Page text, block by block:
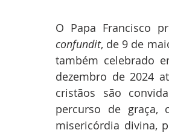
O Papa Francisco
confundit, de 9 de
também celebrado
dezembro de 2024
cristãos são
percurso de
misericórdia divina,